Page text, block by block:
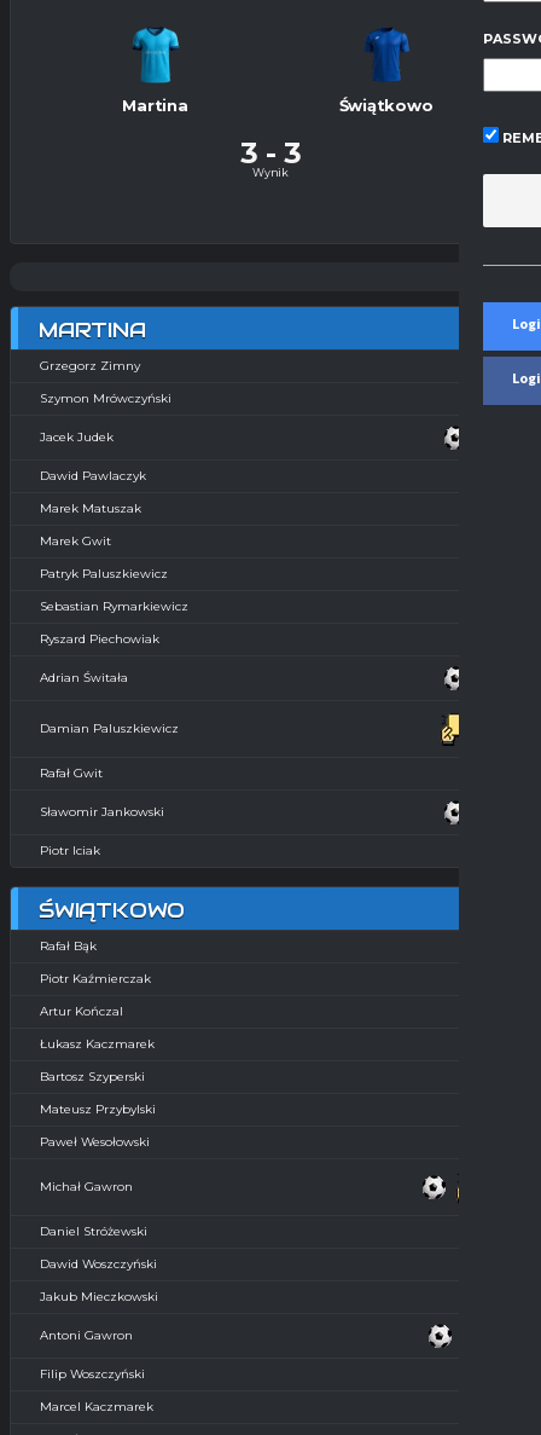
Martina Świątkowo
3 - 3
Wynik
MARTINA
Grzegorz Zimny
Szymon Mrówczyński
Jacek Judek
Dawid Pawlaczyk
Marek Matuszak
Marek Gwit
Patryk Paluszkiewicz
Sebastian Rymarkiewicz
Ryszard Piechowiak
Adrian Świtała
Damian Paluszkiewicz
Rafał Gwit
Sławomir Jankowski
Piotr Iciak
ŚWIĄTKOWO
Rafał Bąk
Piotr Kaźmierczak
Artur Kończal
Łukasz Kaczmarek
Bartosz Szyperski
Mateusz Przybylski
Paweł Wesołowski
Michał Gawron
Daniel Stróżewski
Dawid Woszczyński
Jakub Mieczkowski
Antoni Gawron
Filip Woszczyński
Marcel Kaczmarek